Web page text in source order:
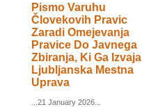
Pismo Varuhu
Človekovih Pravic
Zaradi Omejevanja
Pravice Do Javnega
Zbiranja, Ki Ga Izvaja
Ljubljanska Mestna
Uprava
...21 January 2026...